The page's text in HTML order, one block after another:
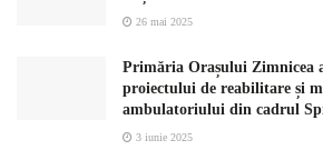
26 mai 2025
Primăria Orașului Zimnicea
proiectului de reabilitare și
ambulatoriului din cadrul
3 iunie 2025